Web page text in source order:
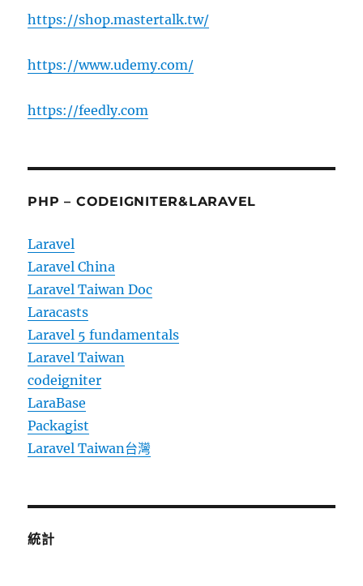
https://shop.mastertalk.tw/
https://www.udemy.com/
https://feedly.com
PHP – CODEIGNITER&LARAVEL
Laravel
Laravel China
Laravel Taiwan Doc
Laracasts
Laravel 5 fundamentals
Laravel Taiwan
codeigniter
LaraBase
Packagist
Laravel Taiwan台灣
統計